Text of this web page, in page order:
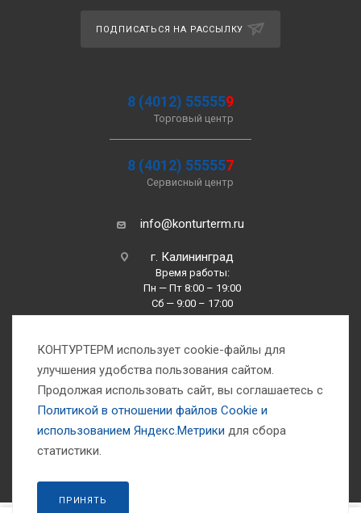
ПОДПИСАТЬСЯ НА РАССЫЛКУ
8 (4012) 555559
Торговый центр
8 (4012) 555557
Сервисный центр
info@konturterm.ru
г. Калининград
Время работы:
Пн — Пт 8:00 – 19:00
Сб — 9:00 – 17:00
Вс —10:00 – 16:00
1993-2026 © Компания «Контуртерм» — инженерно-торговый центр
КОНТУРТЕРМ использует cookie-файлы для
улучшения удобства пользования сайтом.
Продолжая использовать сайт, вы соглашаетесь с
Политикой в отношении файлов Сookie и
использованием Яндекс.Метрики для сбора
статистики.
ПРИНЯТЬ